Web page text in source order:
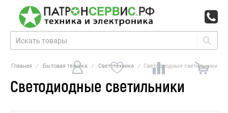
Главная / Бытовая техника / Светотехника / Светодиодные светильники
Светодиодные светильники